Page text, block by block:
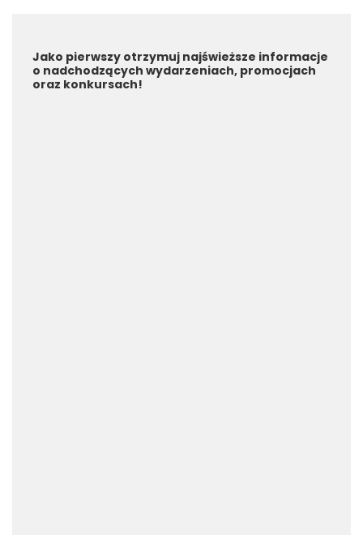
Jako pierwszy otrzymuj najświeższe informacje
o nadchodzących wydarzeniach, promocjach
oraz konkursach!